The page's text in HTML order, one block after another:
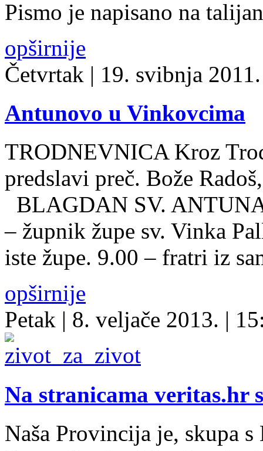
Pismo je napisano na
opširnije
Četvrtak | 19. svibnja
Antunovo u Vinkovcima
TRODNEVNICA Kroz
predslavi preč. Bože
BLAGDAN SV.
– župnik župe sv. Vinka
iste župe. 9.00 – fratri iz
opširnije
Petak | 8. veljače 2013. |
Na stranicama veritas.hr
Naša Provincija je, skupa